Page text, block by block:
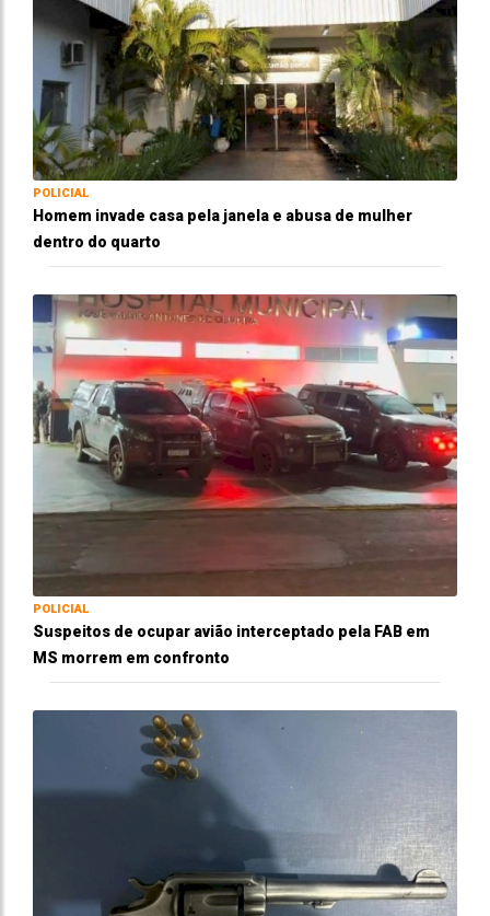
POLICIAL
Homem invade casa pela janela e abusa de mulher
dentro do quarto
POLICIAL
Suspeitos de ocupar avião interceptado pela FAB em
MS morrem em confronto